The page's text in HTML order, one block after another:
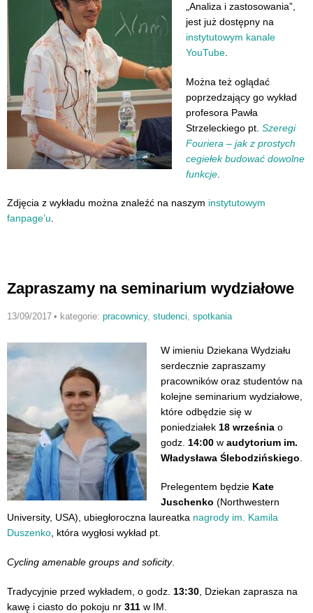
„Analiza i zastosowania”,
jest już dostępny na
instytutowym kanale
YouTube
Można też oglądać
poprzedzający go wykład
profesora Pawła
Strzeleckiego pt. Szeregi
Fouriera – jak z prostych
cegiełek budować dowolne
funkcje
Zdjęcia z wykładu można znaleźć na naszym instytutowym
fanpage’u
Zapraszamy na seminarium wydziałowe
13/09/2017 • kategorie: pracownicy, studenci spotkania
W imieniu Dziekana Wydziału
serdecznie zapraszamy
pracowników oraz studentów na
kolejne seminarium wydziałowe,
które odbędzie się w
poniedziałek 18 września o
godz. 14:00 w audytorium im.
Władysława Ślebodzińskiego
Prelegentem będzie Kate
Juschenko (Northwestern
University, USA), ubiegłoroczna laureatka nagrody im. Kamila
Duszenko, która wygłosi wykład pt.
Cycling amenable groups and soficity.
Tradycyjnie przed wykładem, o godz. 13:30 , Dziekan zaprasza na
kawę i ciasto do pokoju nr 311 w IM.